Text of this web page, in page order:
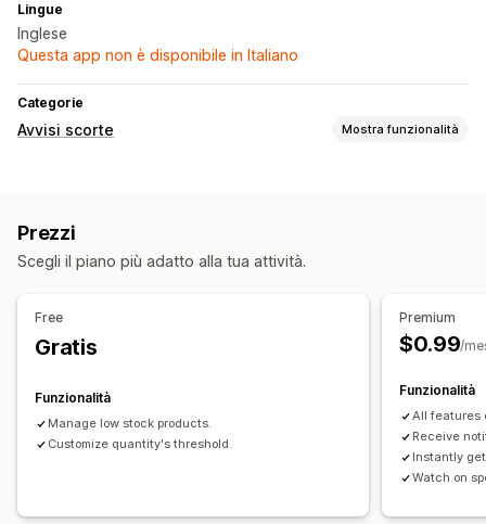
Lingue
Inglese
Questa app non è disponibile in Italiano
Categorie
Avvisi scorte Mostra funzionalità
Analisi e report
Report sulle scorte
Prezzi
Scegli il piano più adatto alla tua attività.
Free
Gratis
Funzionalità
Manage low stock products.
Customize quantity's threshold.
Premium
$0.99/
Funzionalità
All features
Receive
Instantly
Watch on